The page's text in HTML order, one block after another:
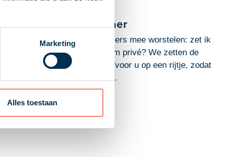
Marketing
Alles toestaan
Auto van de ondernemer
Het is dé vraag waar ondernemers mee worstelen: zet ik
de auto op de zaak of rijd ik hem privé? We zetten de
voor- en nadelen overzichtelijk voor u op een rijtje, zodat
u een goede keuze kunt maken.